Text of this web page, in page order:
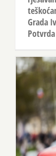
Grada
Potvrda